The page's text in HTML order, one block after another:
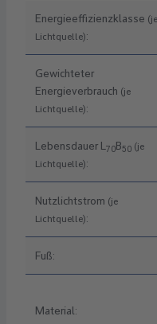
Energieeffizienzklasse (je
Lichtquelle):
Gewichteter
Energieverbrauch (je
Lichtquelle):
Lebensdauer L 70B50 (je
Lichtquelle):
Nutzlichtstrom (je
Lichtquelle):
Fuß:
Material: